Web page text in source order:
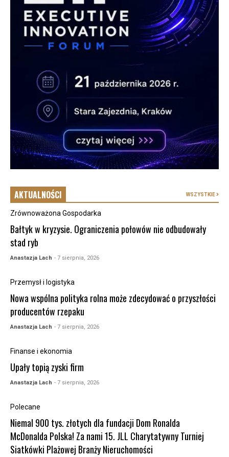
AKTUALNOŚCI WSZYSTKIE
Zrównoważona Gospodarka
Bałtyk w kryzysie. Ograniczenia połowów nie odbudowały
stad ryb
Anastazja Lach - 7 sierpnia, 2026
Przemysł i logistyka
Nowa wspólna polityka rolna może zdecydować o przyszłości
producentów rzepaku
Anastazja Lach - 7 sierpnia, 2026
Finanse i ekonomia
Upały topią zyski firm
Anastazja Lach - 7 sierpnia, 2026
Polecane
Niemal 900 tys. złotych dla fundacji Dom Ronalda
McDonalda Polska! Za nami 15. JLL Charytatywny Turniej
Siatkówki Plażowej Branży Nieruchomości